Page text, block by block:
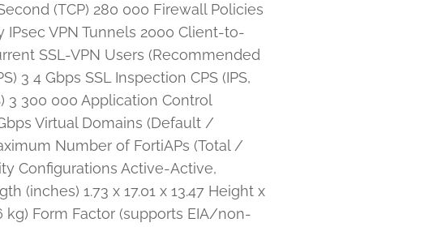
(TCP) 280 000 Firewall Policies
IPsec VPN Tunnels 2000 Client-to-
SSL-VPN Users (Recommended
3 4 Gbps SSL Inspection CPS (IPS,
3 300 000 Application Control
Virtual Domains (Default /
Number of FortiAPs (Total /
Configurations Active-Active,
(inches) 1.73 x 17.01 x 13.47 Height x
kg) Form Factor (supports EIA/non-